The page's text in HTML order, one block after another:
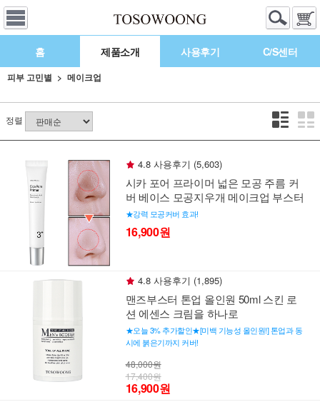
홈 제품소개 사용후기 C/S센터
피부 고민별 메이크업
정렬
4.8 사용후기 (5,603)
시카 포어 프라이머 넓은 모공 주름 커
버 베이스 모공지우개 메이크업 부스터
★강력 모공커버 효과!
16,900원
4.8 사용후기 (1,895)
맨즈부스터 톤업 올인원 50ml 스킨 로
션 에센스 크림을 하나로
★오늘 3% 추가할인★[미백 기능성 올인원!] 톤업과 동
시에 붉은기까지 커버!
48,000원
17,400원
16,900원